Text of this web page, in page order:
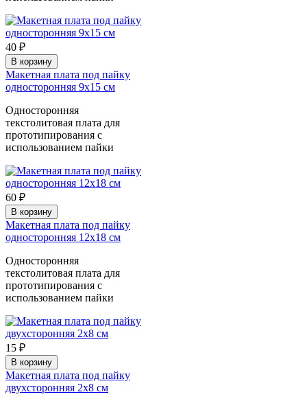
40 ₽
В корзину
Макетная плата под пайку
односторонняя 9х15 см
Односторонняя
текстолитовая плата для
прототипирования с
использованием пайки
60 ₽
В корзину
Макетная плата под пайку
односторонняя 12х18 см
Односторонняя
текстолитовая плата для
прототипирования с
использованием пайки
15 ₽
В корзину
Макетная плата под пайку
двухсторонняя 2х8 см